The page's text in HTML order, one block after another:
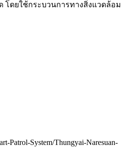
ดยใช้กระบวนการทางสิ่งแวดล้อม
Patrol-System/Thungyai-Naresuan-